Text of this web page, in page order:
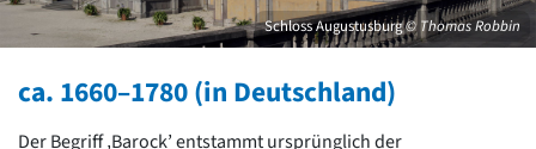
David Chipperfield
Harald Deilmann
Schneider von Esleben
Auszeichnung vorbildlicher Bauten NRW 2020
Schloss Augustusburg© Thomas Robbin
ca. 1660–1780 (in Deutschland)
Der Begriff ‚Barock’ entstammt ursprünglich der